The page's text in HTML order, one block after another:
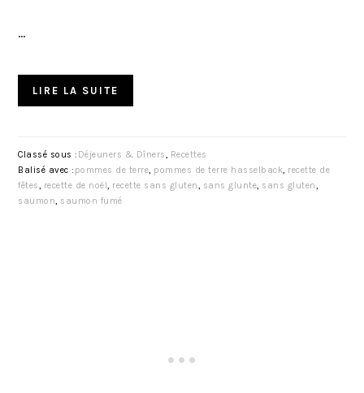
…
LIRE LA SUITE
Classé sous : Déjeuners & Dîners
Recettes
Balisé avec : pommes de terre pommes de terre hasselback
recette de
fêtes
recette de noël recette sans gluten sans glunte sans gluten
saumon
saumon fumé